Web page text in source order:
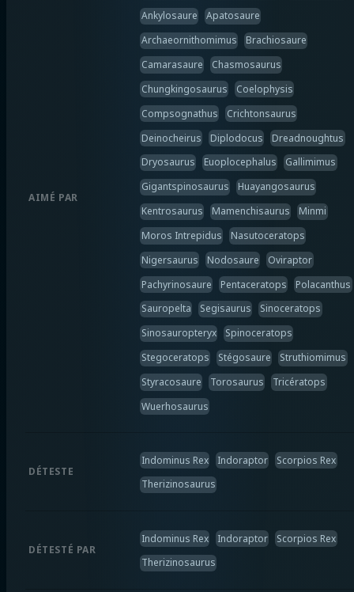
AIMÉ PAR
Ankylosaure
Apatosaure
Archaeornithomimus
Brachiosaure
Camarasaure
Chasmosaurus
Chungkingosaurus
Coelophysis
Compsognathus
Crichtonsaurus
Deinocheirus
Diplodocus
Dreadnoughtus
Dryosaurus
Euoplocephalus
Gallimimus
Gigantspinosaurus
Huayangosaurus
Kentrosaurus
Mamenchisaurus
Minmi
Moros Intrepidus
Nasutoceratops
Nigersaurus
Nodosaure
Oviraptor
Pachyrinosaure
Pentaceratops
Polacanthus
Sauropelta
Segisaurus
Sinoceratops
Sinosauropteryx
Spinoceratops
Stegoceratops
Stégosaure
Struthiomimus
Styracosaure
Torosaurus
Tricératops
Wuerhosaurus
DÉTESTE
Indominus Rex Indoraptor
Scorpios Rex
Therizinosaurus
DÉTESTÉ PAR
Indominus Rex Indoraptor
Scorpios Rex
Therizinosaurus